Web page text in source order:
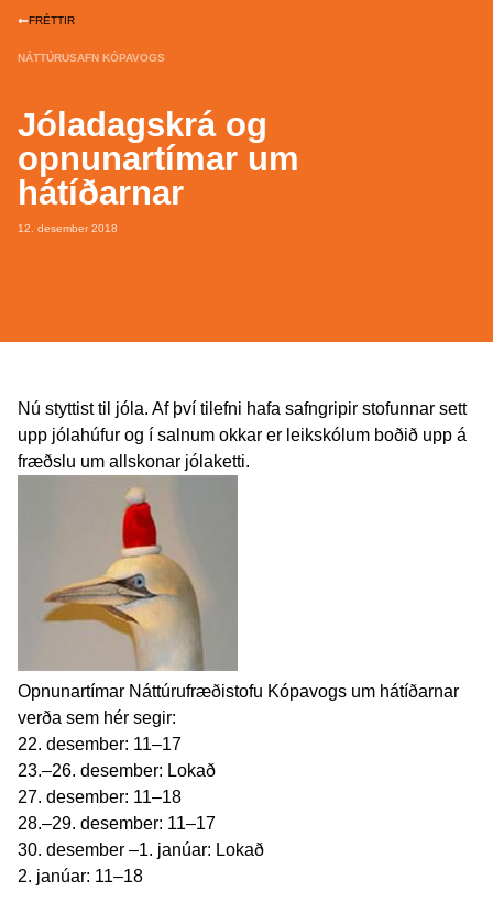
FRÉTTIR
NÁTTÚRUSAFN KÓPAVOGS
Jóladagskrá og
opnunartímar um
hátíðarnar
12. desember 2018
Nú styttist til jóla. Af því tilefni hafa safngripir stofunnar sett
upp jólahúfur og í salnum okkar er leikskólum boðið upp á
fræðslu um allskonar jólaketti.
Opnunartímar Náttúrufræðistofu Kópavogs um hátíðarnar
verða sem hér segir:
22. desember: 11–17
23.–26. desember: Lokað
27. desember: 11–18
28.–29. desember: 11–17
30. desember –1. janúar: Lokað
2. janúar: 11–18